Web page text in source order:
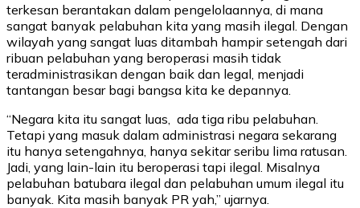
terkesan berantakan dalam pengelolaannya, di mana
sangat banyak pelabuhan kita yang masih ilegal. Dengan
wilayah yang sangat luas ditambah hampir setengah dari
ribuan pelabuhan yang beroperasi masih tidak
teradministrasikan dengan baik dan legal, menjadi
tantangan besar bagi bangsa kita ke depannya.
“Negara kita itu sangat luas, ada tiga ribu pelabuhan.
Tetapi yang masuk dalam administrasi negara sekarang
itu hanya setengahnya, hanya sekitar seribu lima ratusan.
Jadi, yang lain-lain itu beroperasi tapi ilegal. Misalnya
pelabuhan batubara ilegal dan pelabuhan umum ilegal itu
banyak. Kita masih banyak PR yah,” ujarnya.